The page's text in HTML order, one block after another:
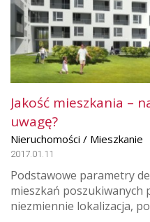
Jakość mieszkania –
uwagę?
Nieruchomości / Mieszkanie
2017.01.11
Podstawowe parametry
mieszkań poszukiwanych
niezmiennie lokalizacja,